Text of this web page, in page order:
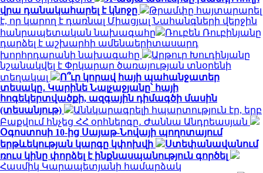
վրա դանակահարել է կնոջը
Թրամփը հայտարարել
է, որ կարող է դառնալ Միացյալ Նահանգների վերջին
հանրապետական ​​նախագահը
Ռուբեն Ռուբինյանը
դարձել է աշխարհի ամենաերիտասարդ
խորհրդարանի նախագահը
Արթուր Խուդինյանը
նշանակվել է Փրկարար ծառայության տնօրենի
տեղակալ
Ո՞ւր կորավ հայի պահանջատեր
տեսակը․ Կարինե Նալչաջյանը՝ հայի
հոգեկերտվածքի, ազգային դիմագծի մասին
(տեսանյութ)
Աննկարագրելի հպարտություն էր, երբ
Բաքվում հնչեց ՀՀ օրհներգը․ Ժաննա Անդրեասյան
Օգոստոսի 10-ից Սայաթ-Նովայի պողոտայում
երթևեկության կարգը կփոխվի
Ստեփանավանում
ռուս կինը փորձել է ինքնասպանություն գործել
Հասմիկ Կարապետյանի համարձակ